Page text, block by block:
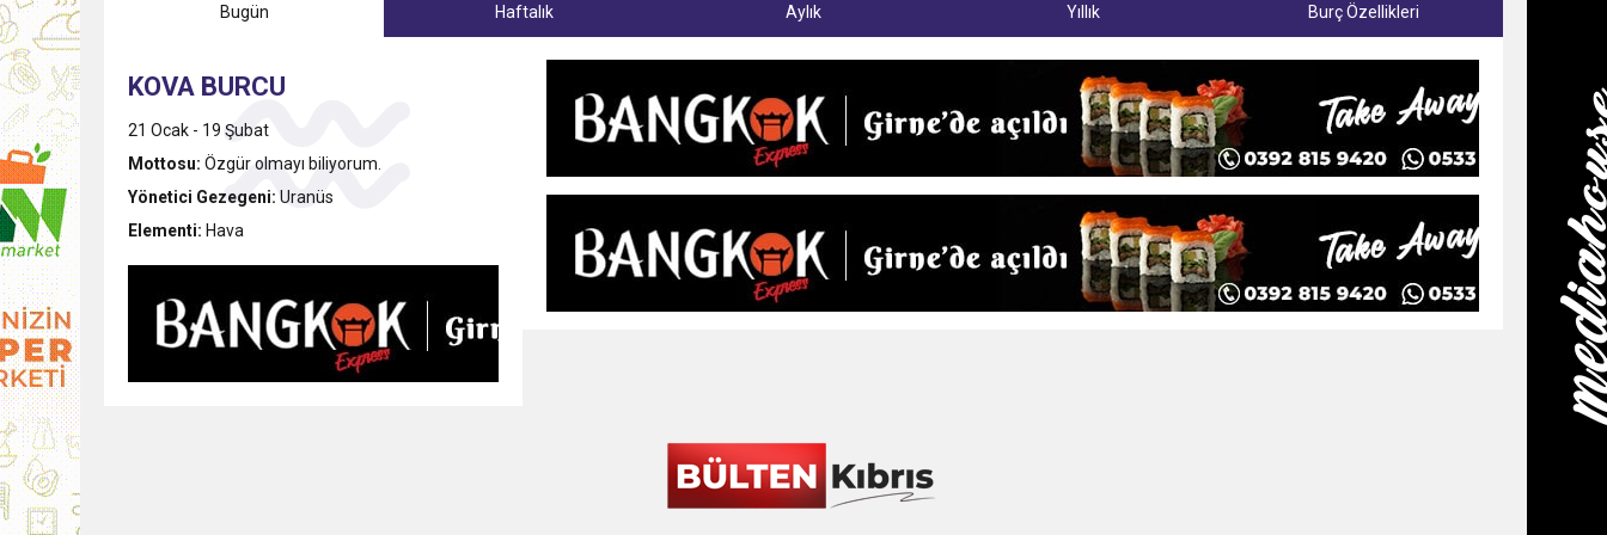
SON DAKİKA
İran, Hürmüz’de konteyner gemisini hedef aldı
13:42
Cumhurbaşkanı Erhürman sergi açılışında fenalaşarak hastaneye kaldırıldı
Bugün Haftalık Aylık Yıllık Burç Özellikleri
KOVA BURCU
21 Ocak - 19 Şubat
Mottosu: Özgür olmayı biliyorum.
Yönetici Gezegeni: Uranüs
Elementi: Hava